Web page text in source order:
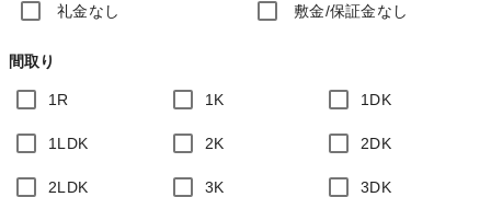
礼金なし 敷金/保証金なし
間取り
1R 1K 1DK
1LDK 2K 2DK
2LDK 3K 3DK